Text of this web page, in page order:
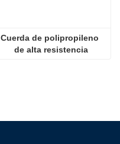
Cuerda de polipropileno
de alta resistencia